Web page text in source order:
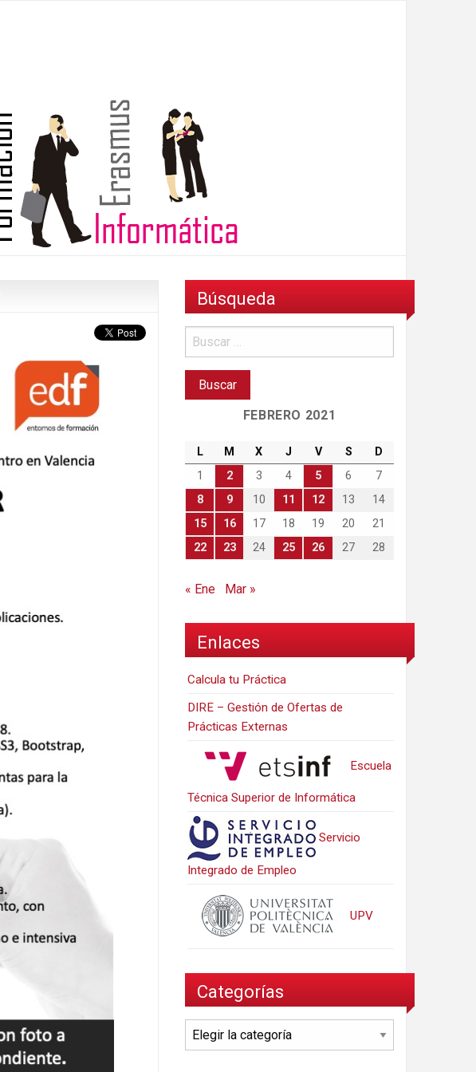
Búsqueda
FEBRERO 2021
L M X J V S
D
1
2 3 4 5 6
7
8
9 10 11 12 13
14
15
16 17 18 19 20
21
22
23 24 25 26 27 28
« Ene Mar »
Enlaces
Calcula tu Práctica
DIRE – Gestión de Ofertas de
Prácticas Externas
Escuela
Técnica Superior de Informática
Servicio
Integrado de Empleo
UPV
Categorías
Categorías